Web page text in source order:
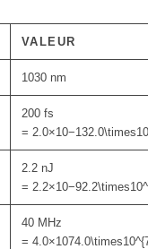
VALEUR
1030 nm
200 fs
=
2.2 nJ
=
40 MHz
=